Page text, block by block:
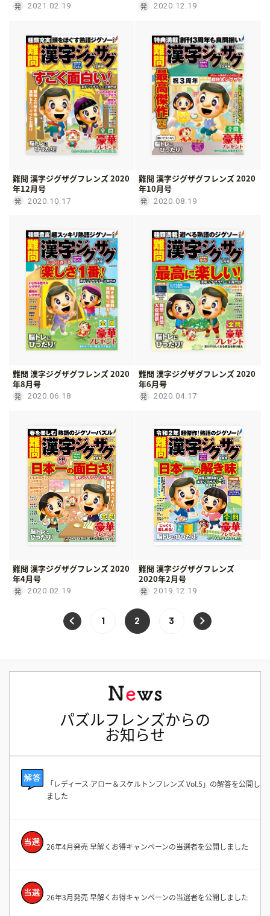
2021.02.19 2020.12.19
難問 漢字ジグザグフレンズ 2020
年12月号
2020.10.17
難問 漢字ジグザグフレンズ 2020
年10月号
2020.08.19
難問 漢字ジグザグフレンズ 2020
年8月号
2020.06.18
難問 漢字ジグザグフレンズ 2020
年6月号
2020.04.17
難問 漢字ジグザグフレンズ 2020
年4月号
2020.02.19
難問 漢字ジグザグフレンズ
2020年2月号
2019.12.19
1 2 3
パズルフレンズからの
お知らせ
「レディース アロー＆スケルトンフレンズ Vol.5」の解答を公開し
ました
26年4月発売 早解くお得キャンペーンの当選者を公開しました
26年3月発売 早解くお得キャンペーンの当選者を公開しました